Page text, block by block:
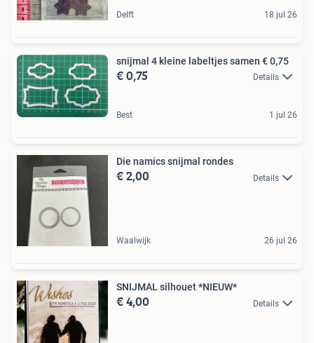
Delft 18 jul 26
snijmal 4 kleine labeltjes samen € 0,75
€ 0,75 Details
Best 1 jul 26
Die namics snijmal rondes
€ 2,00 Details
Waalwijk 26 jul 26
SNIJMAL silhouet *NIEUW*
€ 4,00 Details